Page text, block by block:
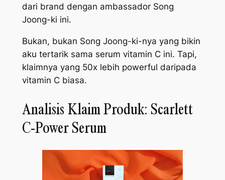
dari brand dengan ambassador Song
Joong-ki ini.
Bukan, bukan Song Joong-ki-nya yang bikin
aku tertarik sama serum vitamin C ini. Tapi,
klaimnya yang 50x lebih powerful daripada
vitamin C biasa.
Analisis Klaim Produk: Scarlett
C-Power Serum